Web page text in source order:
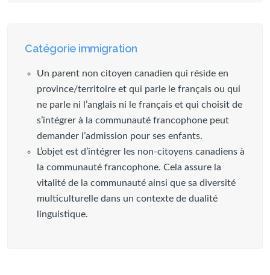
Catégorie immigration
Un parent non citoyen canadien qui réside en
province/territoire et qui parle le français ou qui
ne parle ni l’anglais ni le français et qui choisit de
s’intégrer à la communauté francophone peut
demander l’admission pour ses enfants.
L’objet est d’intégrer les non-citoyens canadiens à
la communauté francophone. Cela assure la
vitalité de la communauté ainsi que sa diversité
multiculturelle dans un contexte de dualité
linguistique.